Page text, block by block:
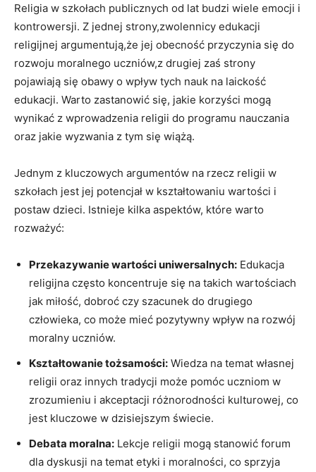
Religia w szkołach publicznych od lat budzi wiele emocji i
kontrowersji. Z jednej strony,zwolennicy edukacji
religijnej argumentują,że jej obecność przyczynia się do
rozwoju moralnego uczniów,z drugiej zaś strony
pojawiają się obawy o wpływ tych nauk na laickość
edukacji. Warto zastanowić się, jakie korzyści mogą
wynikać z wprowadzenia religii do programu nauczania
oraz jakie wyzwania z tym się wiążą.
Jednym z kluczowych argumentów na rzecz religii w
szkołach jest jej potencjał w kształtowaniu wartości i
postaw dzieci. Istnieje kilka aspektów, które warto
rozważyć:
Przekazywanie wartości uniwersalnych: Edukacja
religijna często koncentruje się na takich wartościach
jak miłość, dobroć czy szacunek do drugiego
człowieka, co może mieć pozytywny wpływ na rozwój
moralny uczniów.
Kształtowanie tożsamości: Wiedza na temat własnej
religii oraz innych tradycji może pomóc uczniom w
zrozumieniu i akceptacji różnorodności kulturowej, co
jest kluczowe w dzisiejszym świecie.
Debata moralna: Lekcje religii mogą stanowić forum
dla dyskusji na temat etyki i moralności, co sprzyja